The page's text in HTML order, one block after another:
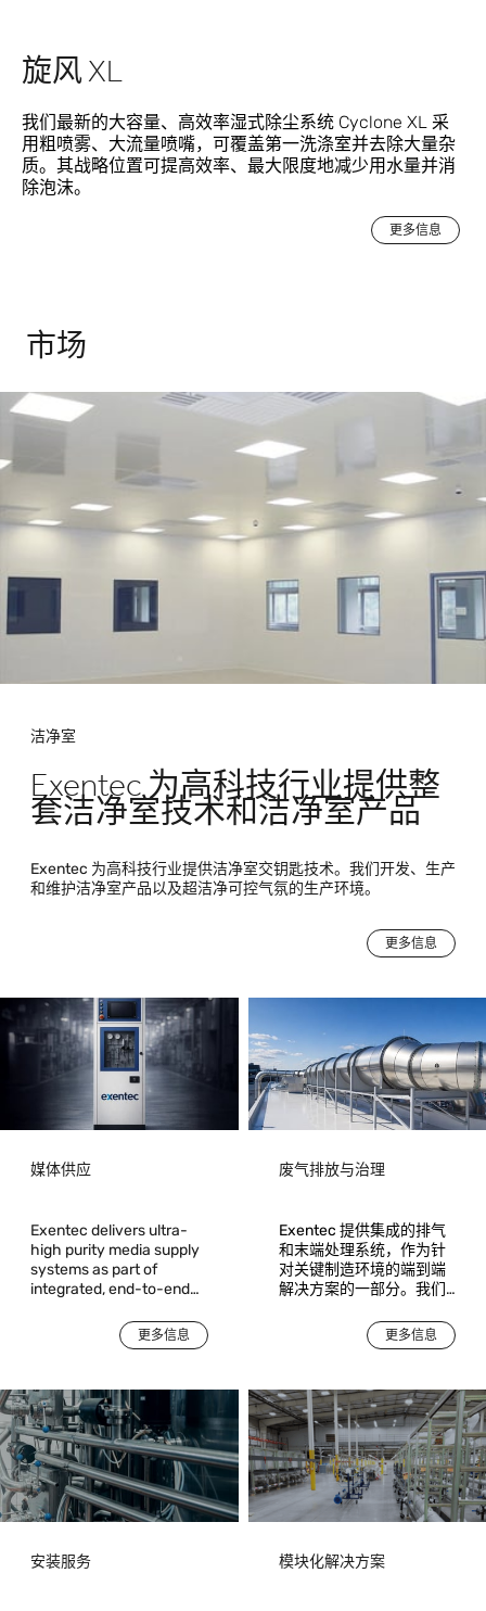
旋风 XL
我们最新的大容量、高效率湿式除尘系统 Cyclone XL 采
用粗喷雾、大流量喷嘴，可覆盖第一洗涤室并去除大量杂
质。其战略位置可提高效率、最大限度地减少用水量并消
除泡沫。
更多信息
市场
洁净室
Exentec 为高科技行业提供整
套洁净室技术和洁净室产品
Exentec 为高科技行业提供洁净室交钥匙技术。我们开发、生产
和维护洁净室产品以及超洁净可控气氛的生产环境。
更多信息
媒体供应
Exentec delivers ultra-
high purity media supply
systems as part of
integrated, end-to-end
manufacturing
environments. Acting as
partner, Exentec takes
responsibility from
engineering and system
design through
installation,
commissioning, and
operational readiness.
更多信息
废气排放与治理
Exentec 提供集成的排气
和末端处理系统，作为针
对关键制造环境的端到端
解决方案的一部分。我们
工艺产生的工艺排放物进
行安全、合规且可靠的捕
更多信息
安装服务 模块化解决方案